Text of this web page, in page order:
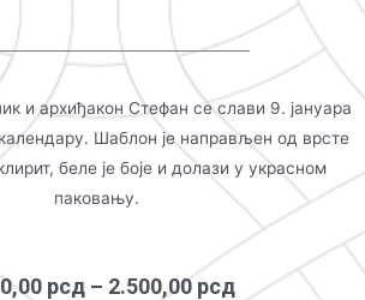
и архиђакон Стефан се слави 9. јануара
Шаблон је направљен од врсте
беле је боје и долази у украсном
паковању.
рсд– 2.500,00рсд